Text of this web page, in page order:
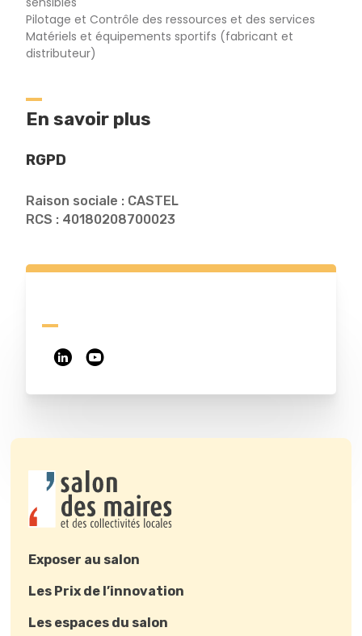
Pilotage et Contrôle des ressources et des services
Matériels et équipements sportifs (fabricant et
distributeur)
En savoir plus
RGPD
Raison sociale : CASTEL
RCS : 40180208700023
Exposer au salon
Les Prix de l’innovation
Les espaces du salon